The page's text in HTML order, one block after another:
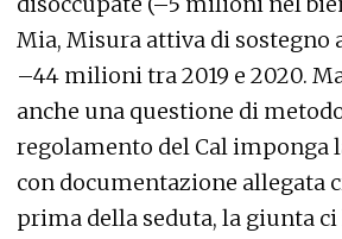
Mia, Misura attiva di sostegno
–44 milioni tra 2019 e 2020.
anche una questione di
regolamento del Cal imponga
con documentazione allegata
prima della seduta, la giunta